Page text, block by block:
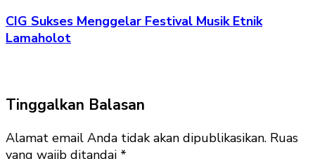
CIG Sukses Menggelar Festival Musik Etnik
Lamaholot
Tinggalkan Balasan
Alamat email Anda tidak akan dipublikasikan. Ruas
yang wajib ditandai *